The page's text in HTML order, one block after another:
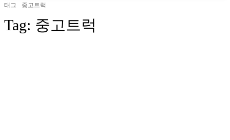
태그 중고트럭
Tag: 중고트럭